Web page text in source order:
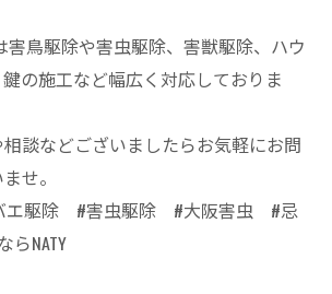
害鳥駆除や害虫駆除、害獣駆除、ハウ
の施工など幅広く対応しておりま
談などございましたらお気軽にお問
せ。
エ駆除 #害虫駆除 #大阪害虫 #忌
NATY